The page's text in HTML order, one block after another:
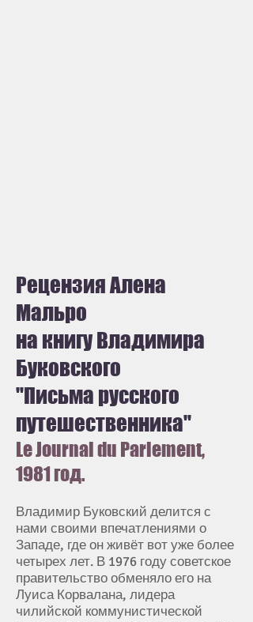
Рецензия Алена
Мальро
на книгу Владимира
Буковского
"Письма русского
путешественника"
Le Journal du Parlement,
1981 год.
Владимир Буковский делится с
нами своими впечатлениями о
Западе, где он живёт вот уже более
четырех лет. В 1976 году советское
правительство обменяло его на
Луиса Корвалана, лидера
чилийской коммунистической